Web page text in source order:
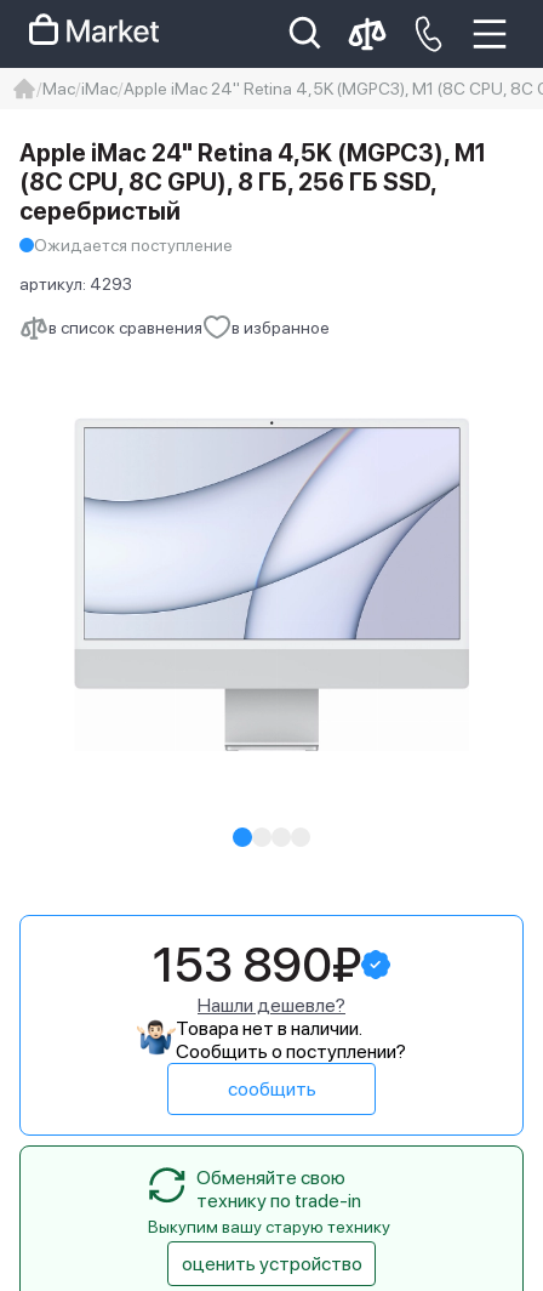
Iphone 14 pro max
айфон 14
Mac iMac Apple iMac 24" Retina 4,5K (MGPC3), M1 (8C CPU, 8C
в список сравнения в избранное
Apple iMac 24" Retina 4,5K (MGPC3), M1
(8C CPU, 8C GPU), 8 ГБ, 256 ГБ SSD,
серебристый
Ожидается поступление
артикул: 4293
153 890₽
Нашли дешевле?
Товара нет в наличии.
Сообщить о поступлении?
сообщить
Обменяйте свою
технику по trade-in
Выкупим вашу старую технику
оценить устройство